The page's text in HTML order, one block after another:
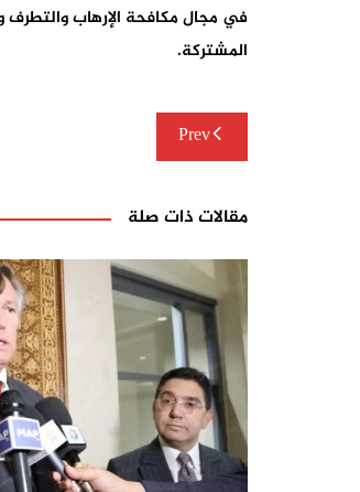
في مجال مكافحة الإرهاب والتطرف
المشتركة.
تصفّح
المقالات
Prev
مقالات ذات صلة